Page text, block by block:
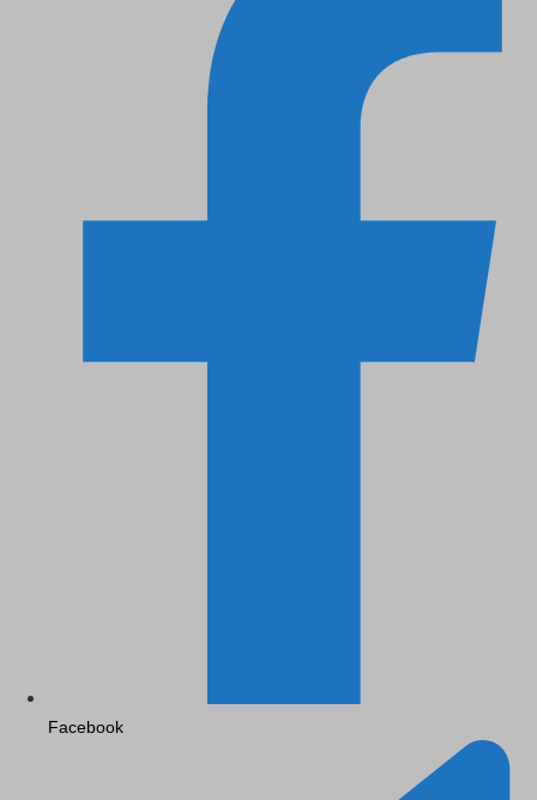
Facebook